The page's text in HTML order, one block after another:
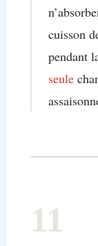
cuisson
pendant
seule
11